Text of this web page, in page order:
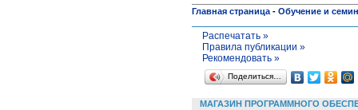
Главная страница - Обучение и
Распечатать »
Правила публикации »
Рекомендовать »
Поделиться…
МАГАЗИН ПРОГРАММНОГО